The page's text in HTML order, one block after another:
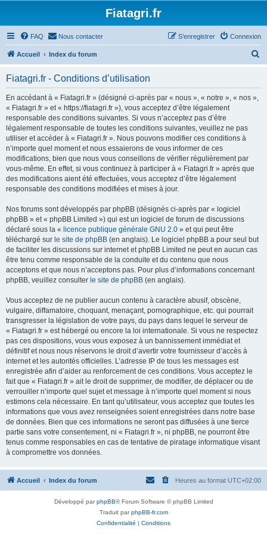
Fiatagri.fr
FAQ Nous contacter Connexion
S’enregistrer
Accueil Index du forum
Fiatagri.fr - Conditions d’utilisation
En accédant à « Fiatagri.fr » (désigné ci-après par « nous », « notre », « nos »,
« Fiatagri.fr » et « https://fiatagri.fr »), vous acceptez d’être légalement
responsable des conditions suivantes. Si vous n’acceptez pas d’être
légalement responsable de toutes les conditions suivantes, veuillez ne pas
utiliser et accéder à « Fiatagri.fr ». Nous pouvons modifier ces conditions à
n’importe quel moment et nous essaierons de vous informer de ces
modifications, bien que nous vous conseillons de vérifier régulièrement par
vous-même. En effet, si vous continuez à participer à « Fiatagri.fr » après que
des modifications aient été effectuées, vous acceptez d’être légalement
responsable des conditions modifiées et mises à jour.
Nos forums sont développés par phpBB (désignés ci-après par « logiciel
phpBB » et « phpBB Limited ») qui est un logiciel de forum de discussions
déclaré sous la « licence publique générale GNU 2.0 » et qui peut être
téléchargé sur le site de phpBB (en anglais). Le logiciel phpBB a pour seul but
de faciliter les discussions sur internet et phpBB Limited ne peut en aucun cas
être tenu comme responsable de la conduite et du contenu que nous
acceptons et que nous n’acceptons pas. Pour plus d’informations concernant
phpBB, veuillez consulter le site de phpBB (en anglais).
Vous acceptez de ne publier aucun contenu à caractère abusif, obscène,
vulgaire, diffamatoire, choquant, menaçant, pornographique, etc. qui pourrait
transgresser la législation de votre pays, du pays dans lequel le serveur de
« Fiatagri.fr » est hébergé ou encore la loi internationale. Si vous ne respectez
pas ces dispositions, vous vous exposez à un bannissement immédiat et
définitif et nous nous réservons le droit d’avertir votre fournisseur d’accès à
internet et les autorités officielles. L’adresse IP de tous les messages est
enregistrée afin d’aider au renforcement de ces conditions. Vous acceptez le
fait que « Fiatagri.fr » ait le droit de supprimer, de modifier, de déplacer ou de
verrouiller n’importe quel sujet et message à n’importe quel moment si nous
estimons cela nécessaire. En tant qu’utilisateur, vous acceptez que toutes les
informations que vous avez renseignées soient enregistrées dans notre base
de données. Bien que ces informations ne seront pas diffusées à une tierce
partie sans votre consentement, ni « Fiatagri.fr », ni phpBB, ne pourront être
tenus comme responsables en cas de tentative de piratage informatique visant
à compromettre vos données.
Accueil Index du forum Heures au format UTC+02:00
Développé parphpBB® Forum Software © phpBB Limited
Traduit parphpBB-fr.com
Confidentialité | Conditions